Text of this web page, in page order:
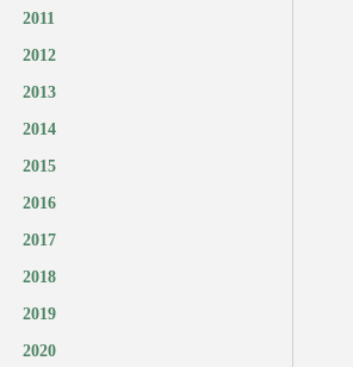
2011
2012
2013
2014
2015
2016
2017
2018
2019
2020